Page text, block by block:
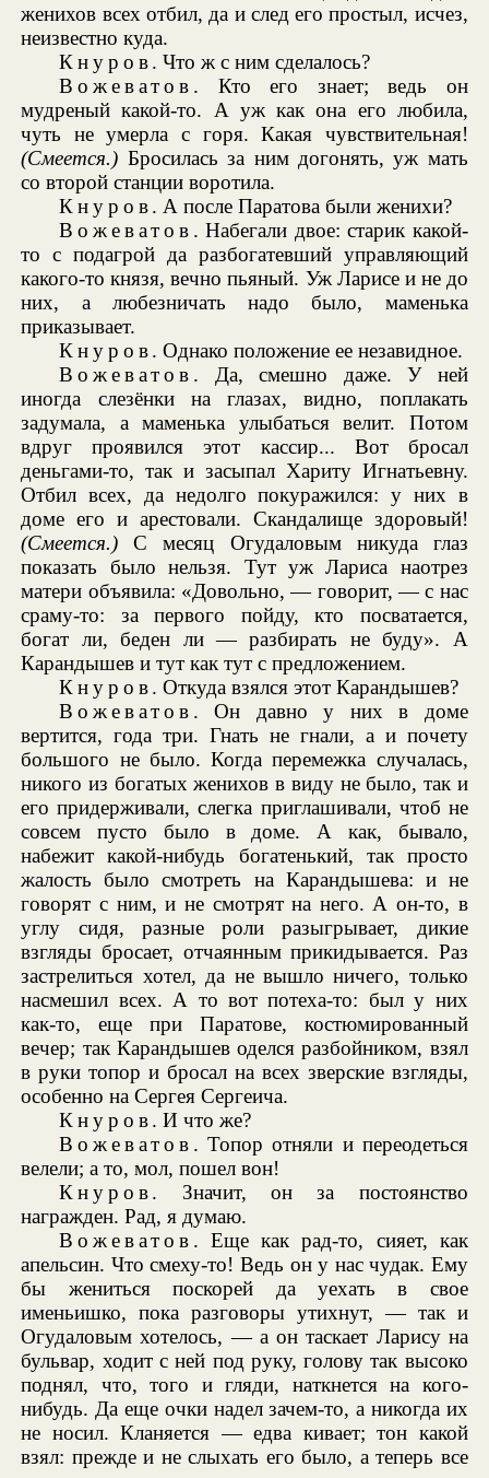
женихов всех отбил, да и след его простыл, исчез,
неизвестно куда.
Кнуров. Что ж с ним сделалось?
Вожеватов . Кто его знает; ведь он
мудреный какой-то. А уж как она его любила,
чуть не умерла с горя. Какая чувствительная!
(Смеется.) Бросилась за ним догонять, уж мать
со второй станции воротила.
Кнуров. А после Паратова были женихи?
Вожеватов . Набегали двое: старик какой-
то с подагрой да разбогатевший управляющий
какого-то князя, вечно пьяный. Уж Ларисе и не до
них, а любезничать надо было, маменька
приказывает.
Кнуров. Однако положение ее незавидное.
Вожеватов . Да, смешно даже. У ней
иногда слезёнки на глазах, видно, поплакать
задумала, а маменька улыбаться велит. Потом
вдруг проявился этот кассир... Вот бросал
деньгами-то, так и засыпал Хариту Игнатьевну.
Отбил всех, да недолго покуражился: у них в
доме его и арестовали. Скандалище здоровый!
(Смеется.) С месяц Огудаловым никуда глаз
показать было нельзя. Тут уж Лариса наотрез
матери объявила: «Довольно, — говорит, — с нас
сраму-то: за первого пойду, кто посватается,
богат ли, беден ли — разбирать не буду». А
Карандышев и тут как тут с предложением.
Кнуров. Откуда взялся этот Карандышев?
Вожеватов . Он давно у них в доме
вертится, года три. Гнать не гнали, а и почету
большого не было. Когда перемежка случалась,
никого из богатых женихов в виду не было, так и
его придерживали, слегка приглашивали, чтоб не
совсем пусто было в доме. А как, бывало,
набежит какой-нибудь богатенький, так просто
жалость было смотреть на Карандышева: и не
говорят с ним, и не смотрят на него. А он-то, в
углу сидя, разные роли разыгрывает, дикие
взгляды бросает, отчаянным прикидывается. Раз
застрелиться хотел, да не вышло ничего, только
насмешил всех. А то вот потеха-то: был у них
как-то, еще при Паратове, костюмированный
вечер; так Карандышев оделся разбойником, взял
в руки топор и бросал на всех зверские взгляды,
особенно на Сергея Сергеича.
Кнуров. И что же?
Вожеватов . Топор отняли и переодеться
велели; а то, мол, пошел вон!
Кнуров. Значит, он за постоянство
награжден. Рад, я думаю.
Вожеватов . Еще как рад-то, сияет, как
апельсин. Что смеху-то! Ведь он у нас чудак. Ему
бы жениться поскорей да уехать в свое
именьишко, пока разговоры утихнут, — так и
Огудаловым хотелось, — а он таскает Ларису на
бульвар, ходит с ней под руку, голову так высоко
поднял, что, того и гляди, наткнется на кого-
нибудь. Да еще очки надел зачем-то, а никогда их
не носил. Кланяется — едва кивает; тон какой
взял: прежде и не слыхать его было, а теперь все